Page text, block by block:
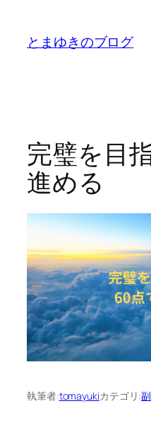
とまゆきのブログ
完璧を目
進める
執筆者:tomayukiカテゴリ: